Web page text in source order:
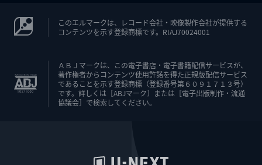
このエルマークは、レコード会社・映像製作会社が提供する
コンテンツを示す登録商標です。RIAJ70024001
ＡＢＪマークは、この電子書店・電子書籍配信サービスが、
著作権者からコンテンツ使用許諾を得た正規版配信サービス
であることを示す登録商標（登録番号第６０９１７１３号）
です。詳しくは［ABJマーク］または［電子出版制作・流通
協議会］で検索してください。